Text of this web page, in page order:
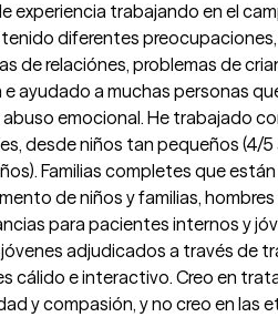
experiencia trabajando en el
diferentes
de relaciónes, problemas de
e ayudado a muchas personas
emocional. He trabajado
desde niños tan pequeños (4/
Familias completes que
de niños y familias,
para pacientes internos y
adjudicados a través de
cálido e interactivo. Creo en
y compasión, y no creo en las